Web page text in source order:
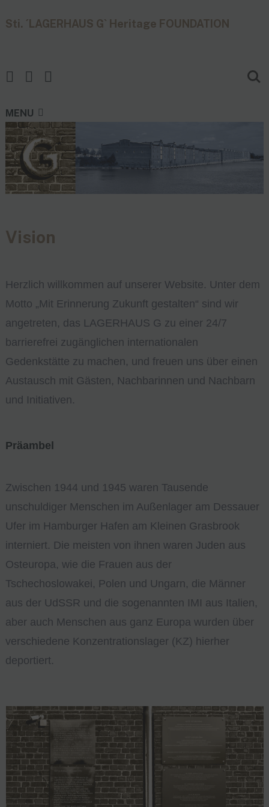
Sti. ´LAGERHAUS G` Heritage FOUNDATION
MENU
Vision
Herzlich willkommen auf unserer Website. Unter dem
Motto „Mit Erinnerung Zukunft gestalten“ sind wir
angetreten, das LAGERHAUS G zu einer 24/7
barrierefrei zugänglichen internationalen
Gedenkstätte zu machen, und freuen uns über einen
Austausch mit Gästen, Nachbarinnen und Nachbarn
und Initiativen.
Präambel
Zwischen 1944 und 1945 waren Tausende
unschuldiger Menschen im Außenlager am Dessauer
Ufer im Hamburger Hafen am Kleinen Grasbrook
interniert. Die meisten von ihnen waren Juden aus
Osteuropa, wie die Frauen aus der
Tschechoslowakei, Polen und Ungarn, die Männer
aus der UdSSR und die sogenannten IMI aus Italien,
aber auch Menschen aus ganz Europa wurden über
verschiedene Konzentrationslager (KZ) hierher
deportiert.